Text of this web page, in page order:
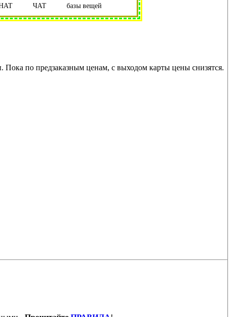
ЧАТ базы вещей
Пока по предзаказным ценам, с выходом карты цены снизятся.